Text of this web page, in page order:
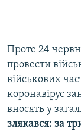
Проте 24
провести
військових
коронавірус
вносять у
злякався: за